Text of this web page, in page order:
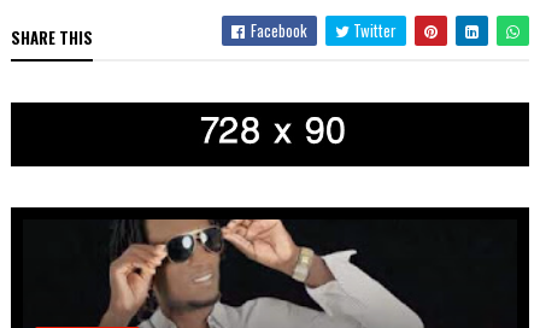
SHARE THIS Facebook Twitter